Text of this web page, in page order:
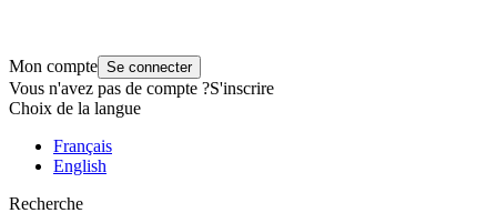
Mon compte Se connecter
Vous n'avez pas de compte ?S'inscrire
Choix de la langue
Français
English
Recherche